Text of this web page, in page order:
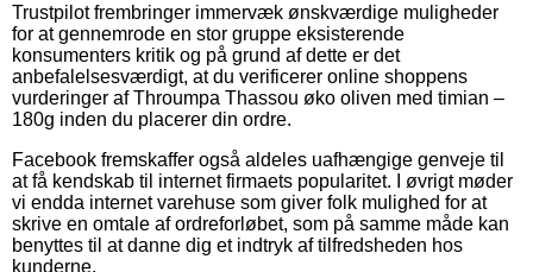
Trustpilot frembringer immervæk ønskværdige muligheder
for at gennemrode en stor gruppe eksisterende
konsumenters kritik og på grund af dette er det
anbefalelsesværdigt, at du verificerer online shoppens
vurderinger af Throumpa Thassou øko oliven med timian –
180g inden du placerer din ordre.
Facebook fremskaffer også aldeles uafhængige genveje til
at få kendskab til internet firmaets popularitet. I øvrigt møder
vi endda internet varehuse som giver folk mulighed for at
skrive en omtale af ordreforløbet, som på samme måde kan
benyttes til at danne dig et indtryk af tilfredsheden hos
kunderne.